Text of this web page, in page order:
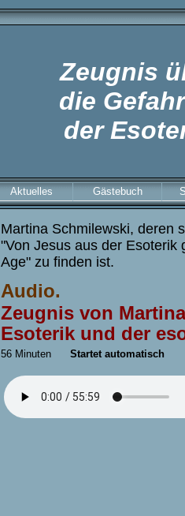
Zeugnis
die
der
Aktuelles Gästebuch
Martina Schmilewski, deren
"Von Jesus aus der Esoterik
Age" zu finden ist.
Audio.
Zeugnis von
Esoterik und der
56 Minuten Startet automatisch